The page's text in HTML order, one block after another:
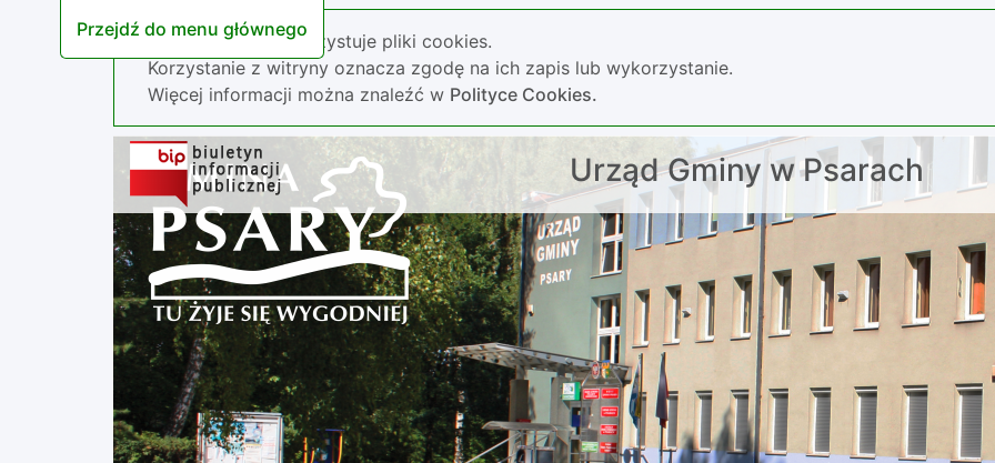
Przejdź do menu głównego
Nasza strona wykorzystuje pliki cookies.
Korzystanie z witryny oznacza zgodę na ich zapis lub wykorzystanie.
Więcej informacji można znaleźć w Polityce Cookies.
Urząd Gminy w Psarach